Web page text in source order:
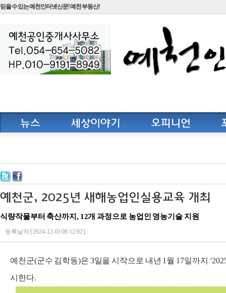
믿을 수 있는 예천인터넷신문! 예천 부동산!
식량작물부터 축산까지, 12개 과정으로 농업인 영농기술 지원
등록날자 [ 2024-12-03 08:12:02 ]
예천군(군수 김학동)은 3일을 시작으로 내년 1월 17일까지
시한다.